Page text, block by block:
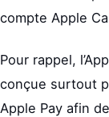
compte Apple
Pour rappel,
conçue surtout
Apple Pay afin